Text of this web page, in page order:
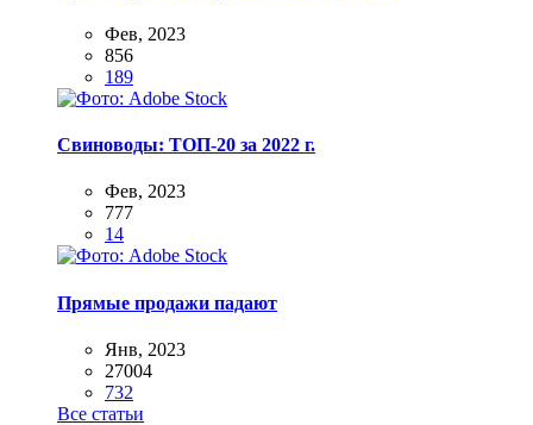
Фев, 2023
856
189
Свиноводы: ТОП-20 за 2022 г.
Фев, 2023
777
14
Прямые продажи падают
Янв, 2023
27004
732
Все статьи